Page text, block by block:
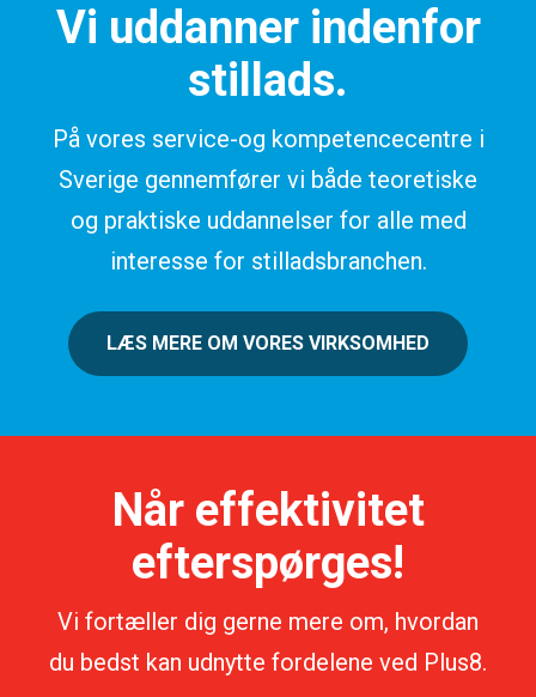
Når effektivitet
efterspørges!
Vi fortæller dig gerne mere om, hvordan
du bedst kan udnytte fordelene ved Plus8.
Vi uddanner indenfor
stillads.
På vores service-og kompetencecentre i
Sverige gennemfører vi både teoretiske
og praktiske uddannelser for alle med
interesse for stilladsbranchen.
LÆS MERE OM VORES VIRKSOMHED